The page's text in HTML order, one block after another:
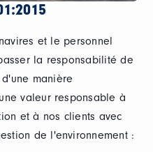
et le personnel
la responsabilité de
manière
valeur responsable à
et à nos clients avec
de l'environnement :